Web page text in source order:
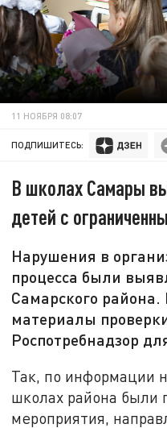
11 НОЯБРЯ 08:07
ПОДПИШИТЕСЬ:
В школах Самары
детей с
Нарушения в
процесса были
Самарского
материалы
Роспотребнадзор
Так, по информации
школах района были
мероприятия,